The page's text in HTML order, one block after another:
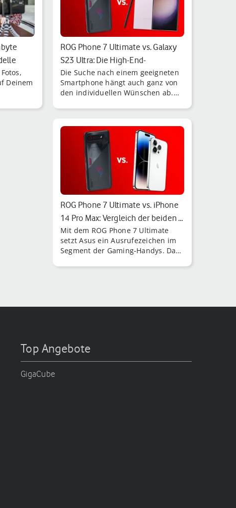
Deinem
ROG Phone 7 Ultimate vs. Galaxy
S23 Ultra: Die High-End-
Smartphon…
Die Suche nach einem geeigneten
Smartphone hängt auch ganz von
den individuellen Wünschen ab.
ROG Phone 7 Ultimate vs. iPhone
14 Pro Max: Vergleich der beiden …
Mit dem ROG Phone 7 Ultimate
setzt Asus ein Ausrufezeichen im
Segment der Gaming-Handys. Das
Top Angebote
GigaCube